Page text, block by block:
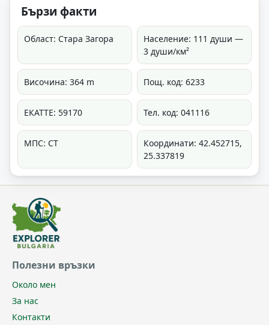
Бързи факти
Област: Стара Загора
Население: 111 души —
3 души/км²
Височина: 364 m Пощ. код: 6233
ЕКАТТЕ: 59170 Тел. код: 041116
МПС: СТ
Координати: 42.452715,
25.337819
Полезни връзки
Около мен
За нас
Контакти